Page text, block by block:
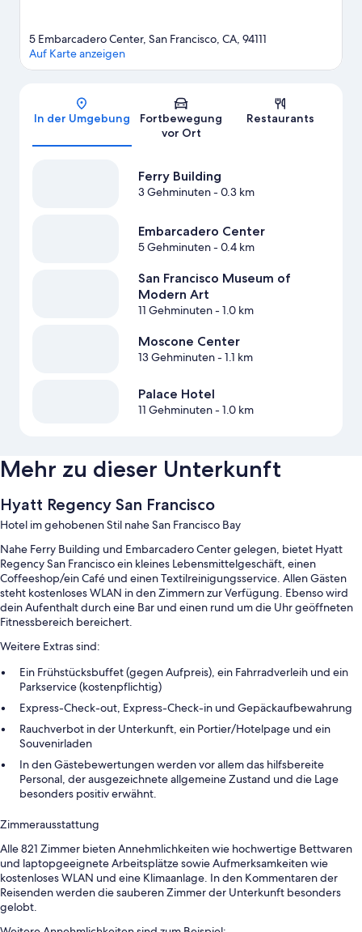
Karte
5 Embarcadero Center, San Francisco, CA, 94111
Auf Karte anzeigen
In der Umgebung
Fortbewegung
vor Ort
Restaurants
Ferry Building
3 Gehminuten- 0.3 km
Embarcadero Center
5 Gehminuten- 0.4 km
San Francisco Museum of
Modern Art
11 Gehminuten- 1.0 km
Moscone Center
13 Gehminuten- 1.1 km
Palace Hotel
11 Gehminuten- 1.0 km
Mehr zu dieser Unterkunft
Hyatt Regency San Francisco
Hotel im gehobenen Stil nahe San Francisco Bay
Nahe Ferry Building und Embarcadero Center gelegen, bietet Hyatt
Regency San Francisco ein kleines Lebensmittelgeschäft, einen
Coffeeshop/ein Café und einen Textilreinigungsservice. Allen Gästen
steht kostenloses WLAN in den Zimmern zur Verfügung. Ebenso wird
dein Aufenthalt durch eine Bar und einen rund um die Uhr geöffneten
Fitnessbereich bereichert.
Weitere Extras sind:
Ein Frühstücksbuffet (gegen Aufpreis), ein Fahrradverleih und ein
Parkservice (kostenpflichtig)
Express-Check-out, Express-Check-in und Gepäckaufbewahrung
Rauchverbot in der Unterkunft, ein Portier/Hotelpage und ein
Souvenirladen
In den Gästebewertungen werden vor allem das hilfsbereite
Personal, der ausgezeichnete allgemeine Zustand und die Lage
besonders positiv erwähnt.
Zimmerausstattung
Alle 821 Zimmer bieten Annehmlichkeiten wie hochwertige Bettwaren
und laptopgeeignete Arbeitsplätze sowie Aufmerksamkeiten wie
kostenloses WLAN und eine Klimaanlage. In den Kommentaren der
Reisenden werden die sauberen Zimmer der Unterkunft besonders
gelobt.